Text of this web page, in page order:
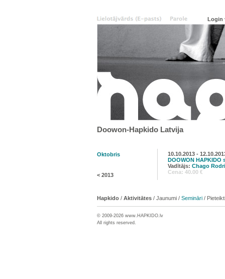
Doowon-Hapkido Latvija
Oktobris
10.10.2013 -
DOOWON HAPKIDO
Vadītājs: Chago
Cena: 40.00 €
< 2013
Hapkido / Aktivitātes / Jaunumi / Semināri /
© 2009-2026 www. HAPKIDO.lv
All rights reserved.